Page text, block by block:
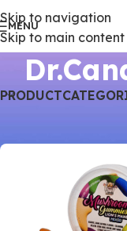
Skip to navigation
Skip to main content
MENU